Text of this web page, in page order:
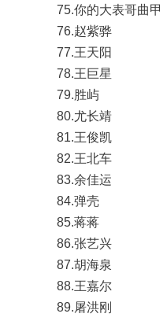
75.你的大表哥曲甲
76.赵紫骅
77.王天阳
78.王巨星
79.胜屿
80.尤长靖
81.王俊凯
82.王北车
83.余佳运
84.弹壳
85.蒋蒋
86.张艺兴
87.胡海泉
88.王嘉尔
89.屠洪刚